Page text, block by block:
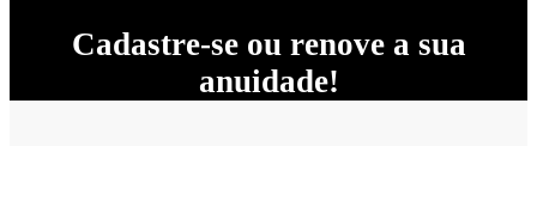
Cadastre-se ou renove a sua
anuidade!